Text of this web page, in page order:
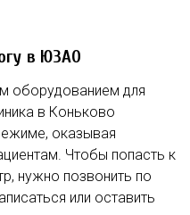
в ЮЗАО
оборудованием для
в Коньково
оказывая
Чтобы попасть к
нужно позвонить по
или оставить